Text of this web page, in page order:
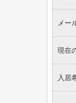
メー
現在
入居